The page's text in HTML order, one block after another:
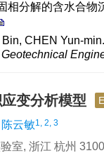
相分解的含水合
CHEN Yun-
变分析模型
陈云敏1, 2, 3
室, 浙江 杭州